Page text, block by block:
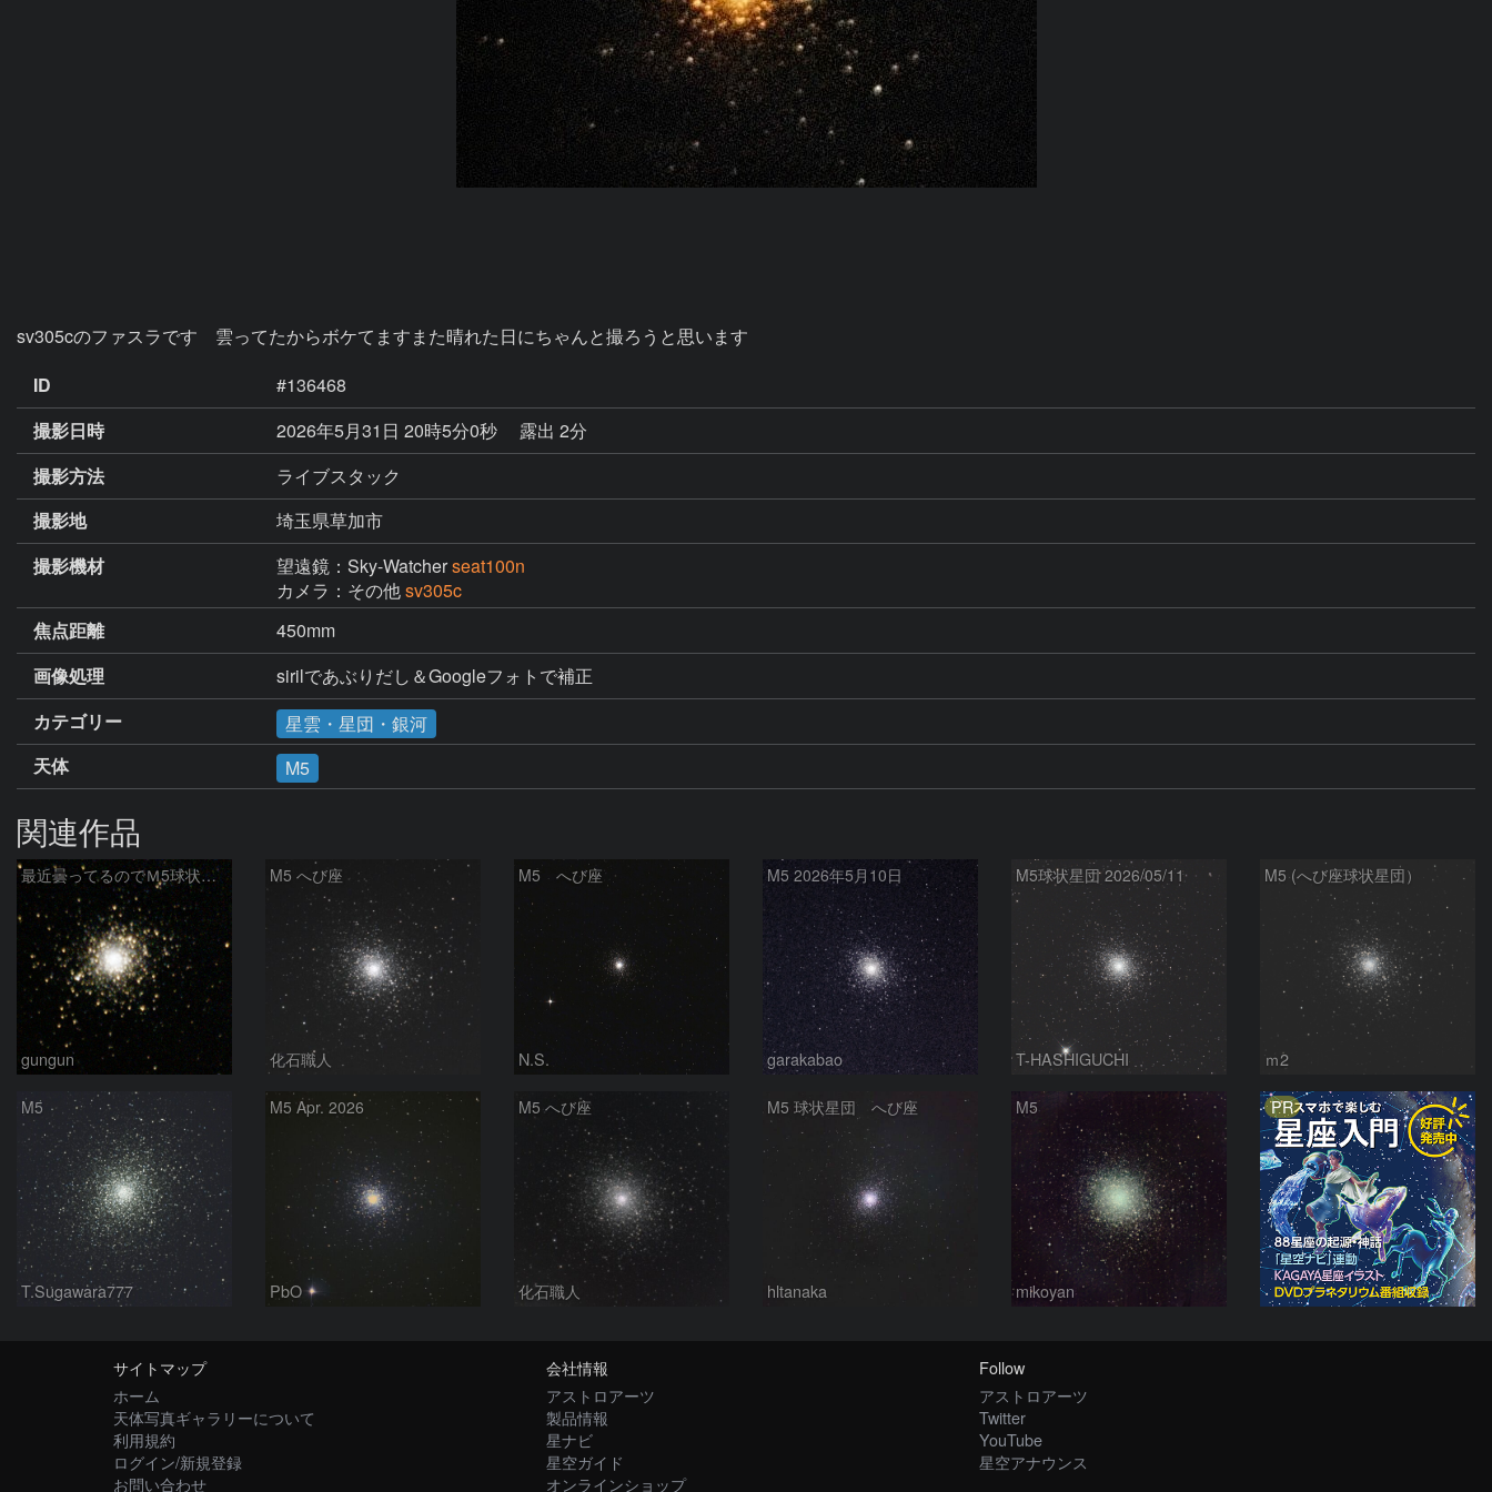
sv305cのファスラです　雲ってたからボケてますまた晴れた日にちゃんと撮ろうと思います
ID
#136468
撮影日時
2026年5月31日 20時5分0秒
露出 2分
撮影方法
ライブスタック
撮影地
埼玉県草加市
撮影機材
望遠鏡：Sky-Watcherseat100n
カメラ：その他sv305c
焦点距離
450mm
画像処理
sirilであぶりだし＆Googleフォトで補正
カテゴリー
星雲・星団・銀河
天体
M5
関連作品
最近曇ってるのでＭ5球状星団再編集
gungun
M5 へび座
化石職人
M5 へび座
N.S.
M5 2026‎年5月10日
garakabao
M5球状星団 2026/05/11
T-HASHIGUCHI
M5 (へび座球状星団）
ｍ2
M5
T.Sugawara777
M5 Apr. 2026
PbO
M5 へび座
化石職人
M5 球状星団 へび座
hltanaka
M5
mikoyan
PR
サイトマップ
ホーム
天体写真ギャラリーについて
利用規約
ログイン/新規登録
お問い合わせ
会社情報
アストロアーツ
製品情報
星ナビ
星空ガイド
オンラインショップ
Follow
アストロアーツ
Twitter
YouTube
星空アナウンス